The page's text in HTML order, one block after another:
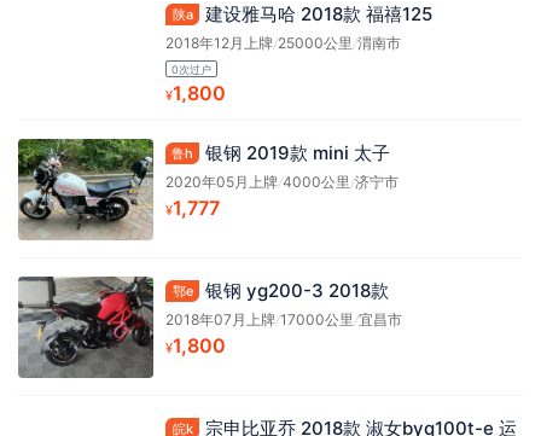
陕a 建设雅马哈 2018款 福禧125
2018年12月上牌/25000公里/渭南市
0次过户
¥1,800
鲁h 银钢 2019款 mini 太子
2020年05月上牌/4000公里/济宁市
¥1,777
鄂e 银钢 yg200-3 2018款
2018年07月上牌/17000公里/宜昌市
¥1,800
皖k
宗申比亚乔 2018款 淑女byq100t-e 运